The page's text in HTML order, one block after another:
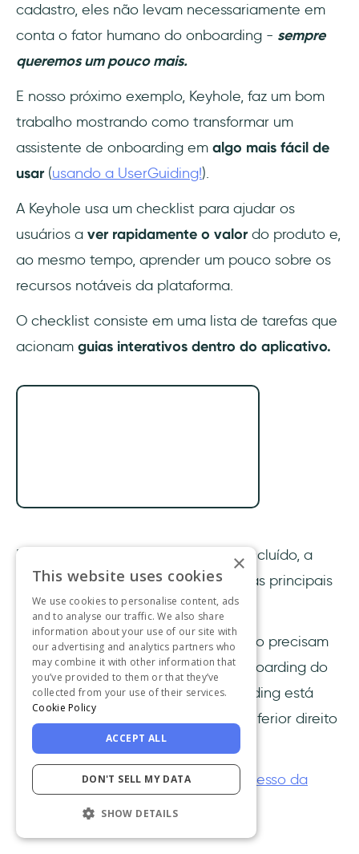
cadastro, eles não levam necessariamente em
conta o fator humano do onboarding - sempre
queremos um pouco mais.
E nosso próximo exemplo, Keyhole, faz um bom
trabalho mostrando como transformar um
assistente de onboarding em algo mais fácil de
usar (usando a UserGuiding!).
A Keyhole usa um checklist para ajudar os
usuários a ver rapidamente o valordo produto e,
ao mesmo tempo, aprender um pouco sobre os
recursos notáveis da plataforma.
O checklist consiste em uma lista de tarefas que
acionam guias interativos dentro do aplicativo.
Depois que um guia interativo é concluído, a
barra de progresso é preenchida e as principais
ações são verificadas.
A melhor parte é que os usuários não precisam
pular ou adiar a experiência de onboarding do
usuário; todo o processo de onboarding está
disponível o tempo todo
no canto inferior direito
da tela.
Confira o restante da história de sucesso da
Keyhole aqui
×
This website uses cookies
We use cookies to personalise content, ads
and to analyse our traffic. We also share
information about your use of our site with
our advertising and analytics partners who
may combine it with other information that
you’ve provided to them or that they’ve
collected from your use of their services.
Cookie Policy
ACCEPT ALL
DON'T SELL MY DATA
SHOW DETAILS